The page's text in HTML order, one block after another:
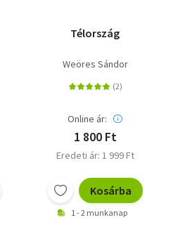
Télország
Weöres Sándor
Online ár:
1 800 Ft
Eredeti ár: 1 999 Ft
Kosárba
1 - 2 munkanap